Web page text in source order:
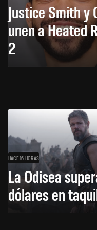
Justice Smith y
unen a Heated
2
HACE 16 HORAS
La Odisea
dólares en